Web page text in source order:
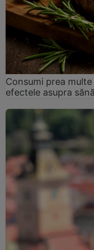
Consumi prea
efectele asupra